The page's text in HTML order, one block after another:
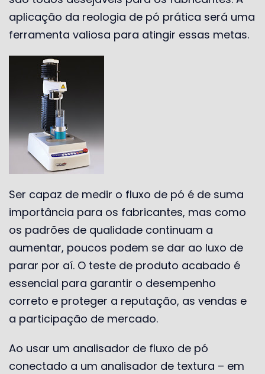
aplicação da reologia de pó prática será uma
ferramenta valiosa para atingir essas metas.
Ser capaz de medir o fluxo de pó é de suma
importância para os fabricantes, mas como
os padrões de qualidade continuam a
aumentar, poucos podem se dar ao luxo de
parar por aí. O teste de produto acabado é
essencial para garantir o desempenho
correto e proteger a reputação, as vendas e
a participação de mercado.
Ao usar um analisador de fluxo de pó
conectado a um analisador de textura – em